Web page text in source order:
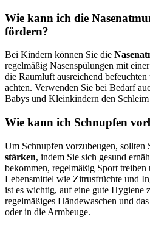
Wie kann ich die
fördern?
Bei Kindern können Sie die
regelmäßig Nasenspülungen mit
die Raumluft ausreichend
achten. Verwenden Sie bei Bedarf
Babys und Kleinkindern den Schleim
Wie kann ich Schnupfen
Um Schnupfen vorzubeugen, sollten
stärken, indem Sie sich gesund
bekommen, regelmäßig Sport treiben
Lebensmittel wie Zitrusfrüchte und
ist es wichtig, auf eine gute Hygiene
regelmäßiges Händewaschen und
oder in die Armbeuge.